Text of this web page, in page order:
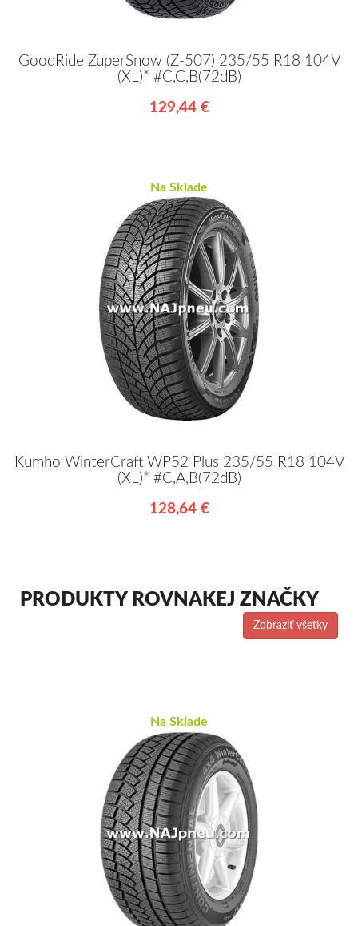
GoodRide ZuperSnow (Z-507) 235/55 R18 104V
(XL)* #C,C,B(72dB)
129,44 €
Na Sklade
Kumho WinterCraft WP52 Plus 235/55 R18 104V
(XL)* #C,A,B(72dB)
128,64 €
PRODUKTY ROVNAKEJ ZNAČKY
Zobraziť všetky
Na Sklade